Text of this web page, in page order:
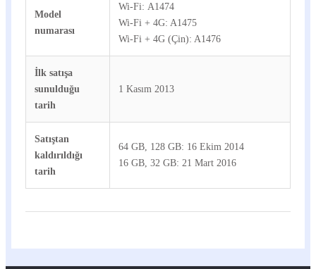
Model
numarası
Wi-Fi: A1474
Wi-Fi + 4G: A1475
Wi-Fi + 4G (Çin): A1476
İlk satışa
sunulduğu
tarih
1 Kasım 2013
Satıştan
kaldırıldığı
tarih
64 GB, 128 GB: 16 Ekim 2014
16 GB, 32 GB: 21 Mart 2016